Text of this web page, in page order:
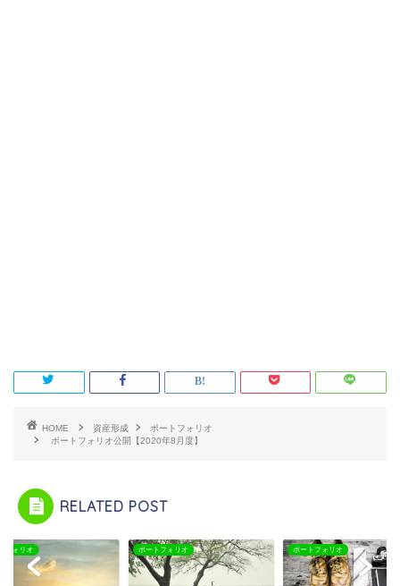
HOME 資産形成
ポートフォリオ
ポートフォリオ公開【2020年8月度】
RELATED POST
フォリオ ポートフォリオ ポートフォリオ